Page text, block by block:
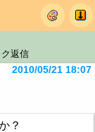
返信
2010/05/21 18:07
？